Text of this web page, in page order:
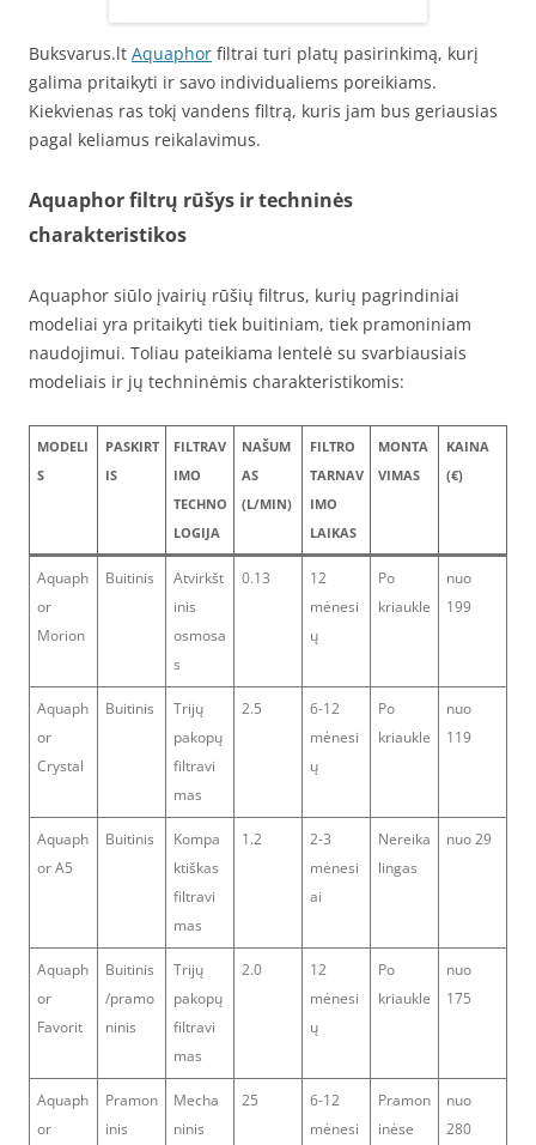
Buksvarus.lt Aquaphor filtrai turi platų pasirinkimą, kurį
galima pritaikyti ir savo individualiems poreikiams.
Kiekvienas ras tokį vandens filtrą, kuris jam bus geriausias
pagal keliamus reikalavimus.
Aquaphor filtrų rūšys ir techninės
charakteristikos
Aquaphor siūlo įvairių rūšių filtrus, kurių pagrindiniai
modeliai yra pritaikyti tiek buitiniam, tiek pramoniniam
naudojimui. Toliau pateikiama lentelė su svarbiausiais
modeliais ir jų techninėmis charakteristikomis:
MODELI
S
PASKIRT
IS
FILTRAV
IMO
TECHNO
LOGIJA
NAŠUM
AS
(L/MIN)
FILTRO
TARNAV
IMO
LAIKAS
MONTA
VIMAS
KAINA
(€)
Aquaph
or
Morion
Buitinis
Atvirkšt
inis
osmosa
s
0.13
12
mėnesi
ų
Po
kriaukle
nuo
199
Aquaph
or
Crystal
Buitinis
Trijų
pakopų
filtravi
mas
2.5
6-12
mėnesi
ų
Po
kriaukle
nuo
119
Aquaph
or A5
Buitinis
Kompa
ktiškas
filtravi
mas
1.2
2-3
mėnesi
ai
Nereika
lingas
nuo 29
Aquaph
or
Favorit
Buitinis
/pramo
ninis
Trijų
pakopų
filtravi
mas
2.0
12
mėnesi
ų
Po
kriaukle
nuo
175
Aquaph
or
Pramon
inis
Mecha
ninis
25
6-12
mėnesi
Pramon
inėse
nuo
280